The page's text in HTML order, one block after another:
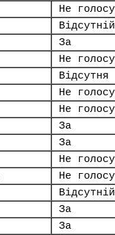
Не
Відсутній
За
Не
Відсутня
Не
Не
За
За
Не
Не
Відсутній
За
За